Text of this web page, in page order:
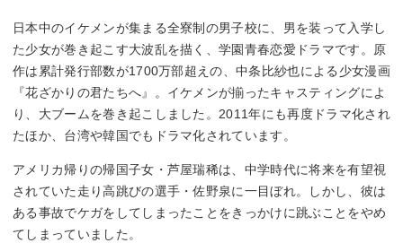
日本中のイケメンが集まる全寮制の男子校に、男を装って入学し
た少女が巻き起こす大波乱を描く、学園青春恋愛ドラマです。原
作は累計発行部数が1700万部超えの、中条比紗也による少女漫画
『花ざかりの君たちへ』。イケメンが揃ったキャスティングによ
り、大ブームを巻き起こしました。2011年にも再度ドラマ化され
たほか、台湾や韓国でもドラマ化されています。
アメリカ帰りの帰国子女・芦屋瑞稀は、中学時代に将来を有望視
されていた走り高跳びの選手・佐野泉に一目ぼれ。しかし、彼は
ある事故でケガをしてしまったことをきっかけに跳ぶことをやめ
てしまっていました。